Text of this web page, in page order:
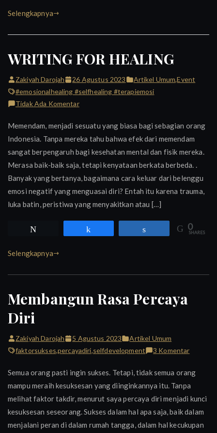
Selengkapnya
WRITING FOR HEALING
Zakiyah Darojah 26 Agustus 2023 Artikel Umum,Event
#emosionalhealing #selfhealing #terapiemosi
Tidak Ada Komentarpada
FOR
HEALING
Memendam, menjadi sesuatu yang biasa bagi sebagian orang
Indonesia. Tanpa mereka tahu bahwa efek dari memendam
sangat berpengaruh bagi kesehatan mental dan fisik mereka.
Merasa baik-baik saja, tetapi kenyataan berkata berbeda. .
Banyak yang bertanya, bagaimana cara keluar dari belenggu
emosi negatif yang menguasai diri? Entah itu karena trauma,
luka batin, peristiwa yang menyakitkan atau […]
0
SHARES
Selengkapnya
Membangun Rasa Percaya
Diri
Zakiyah Darojah 5 Agustus 2023
Artikel Umum
faktorsukses,percayadiri,selfdevelopment 3 Komentarpada
Rasa
Percaya
Diri
Semua orang pasti ingin sukses. Tetapi, tidak semua orang
mampu meraih kesuksesan yang diinginkannya itu. Tanpa
melihat faktor takdir, menurut saya percaya diri menjadi kunci
kesuksesan seseorang. Sukses dalam hal apa saja, baik dalam
menjalani peran di dalam rumah tangga, dalam hal kecukupan